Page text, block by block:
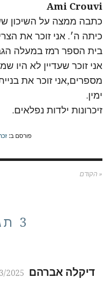
Ami Crouvi
כתבה ממצה על השיכון
כיתה ה׳. אני זוכר את
בית הספר רמז במעלה
אני זוכר שעדיין לא היו
מספרים,אני זוכר את
ימין.
זיכרונות ילדות נפלאים.
פורסם ב:
« הקודם
3 תגובות
דיקלה אברהם 30/03/2025